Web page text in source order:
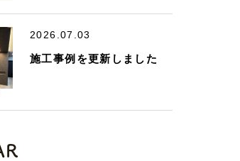
2026.07.03
施工事例を更新しました